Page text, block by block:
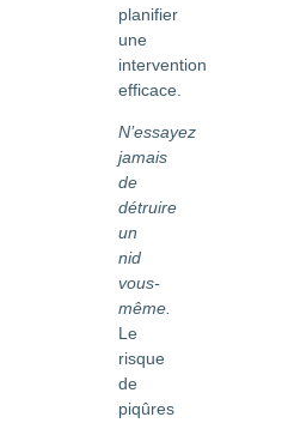
planifier
une
intervention
efficace.
N’essayez
jamais
de
détruire
un
nid
vous-
même.
Le
risque
de
piqûres